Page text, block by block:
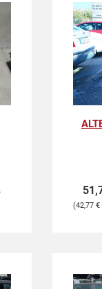
42,77 €